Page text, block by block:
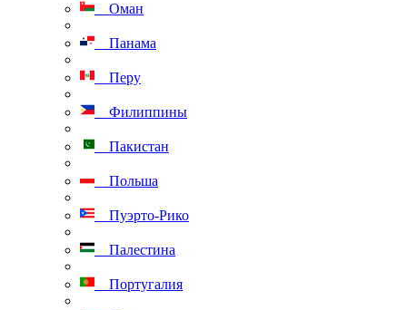
Оман
Панама
Перу
Филиппины
Пакистан
Польша
Пуэрто-Рико
Палестина
Португалия